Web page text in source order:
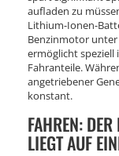
aufladen zu
Lithium-Ionen-
Benzinmotor
ermöglicht speziell
Fahranteile.
angetriebener
konstant.
FAHREN:
LIEGT AUF